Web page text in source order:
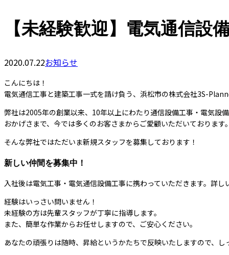
【未経験歓迎】電気通信設
2020.07.22お知らせ
こんにちは！
電気通信工事と建築工事一式を請け負う、浜松市の株式会社3S-
弊社は2005年の創業以来、10年以上にわたり通信設備工事・電気設
おかげさまで、今では多くのお客さまからご愛顧いただいております。
そんな弊社ではただいま新規スタッフを募集しております！
新しい仲間を募集中！
入社後は電気工事・電気通信設備工事に携わっていただきます。詳し
経験はいっさい問いません！
未経験の方は先輩スタッフが丁寧に指導します。
また、簡単な作業からお任せしますので、ご安心ください。
あなたの頑張りは随時、昇給というかたちで反映いたしますので、し